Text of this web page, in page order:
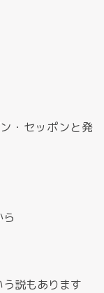
・セッポンと発
説もあります